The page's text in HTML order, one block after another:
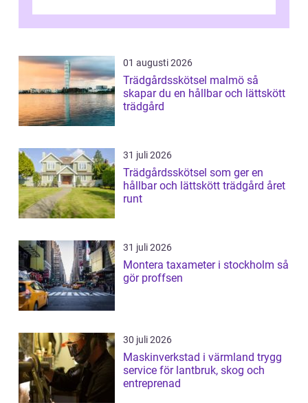
01 augusti 2026
Trädgårdsskötsel malmö så
skapar du en hållbar och lättskött
trädgård
31 juli 2026
Trädgårdsskötsel som ger en
hållbar och lättskött trädgård året
runt
31 juli 2026
Montera taxameter i stockholm så
gör proffsen
30 juli 2026
Maskinverkstad i värmland trygg
service för lantbruk, skog och
entreprenad